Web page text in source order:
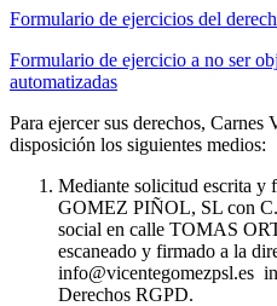
Formulario de ejercicios del
Formulario de ejercicio a no ser
automatizadas
Para ejercer sus derechos, Carnes
disposición los siguientes medios:
Mediante solicitud escrita
GOMEZ PIÑOL, SL con
social en calle TOMAS
escaneado y firmado a la
info@vicentegomezpsl.es
Derechos RGPD.